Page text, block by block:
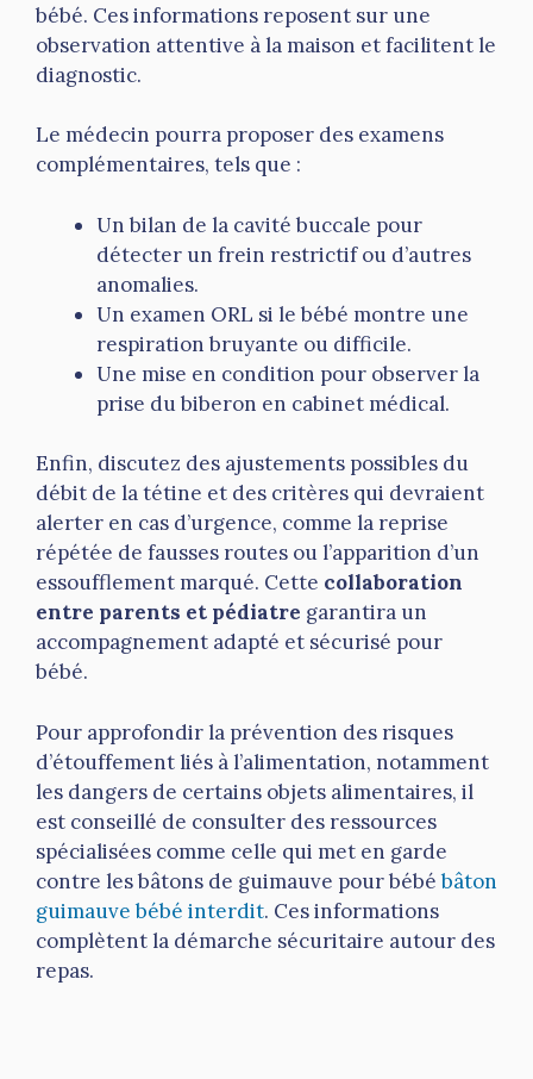
bébé. Ces informations reposent sur une
observation attentive à la maison et facilitent le
diagnostic.
Le médecin pourra proposer des examens
complémentaires, tels que :
Un bilan de la cavité buccale pour
détecter un frein restrictif ou d’autres
anomalies.
Un examen ORL si le bébé montre une
respiration bruyante ou difficile.
Une mise en condition pour observer la
prise du biberon en cabinet médical.
Enfin, discutez des ajustements possibles du
débit de la tétine et des critères qui devraient
alerter en cas d’urgence, comme la reprise
répétée de fausses routes ou l’apparition d’un
essoufflement marqué. Cette collaboration
entre parents et pédiatre garantira un
accompagnement adapté et sécurisé pour
bébé.
Pour approfondir la prévention des risques
d’étouffement liés à l’alimentation, notamment
les dangers de certains objets alimentaires, il
est conseillé de consulter des ressources
spécialisées comme celle qui met en garde
contre les bâtons de guimauve pour bébébâton
guimauve bébé interdit. Ces informations
complètent la démarche sécuritaire autour des
repas.